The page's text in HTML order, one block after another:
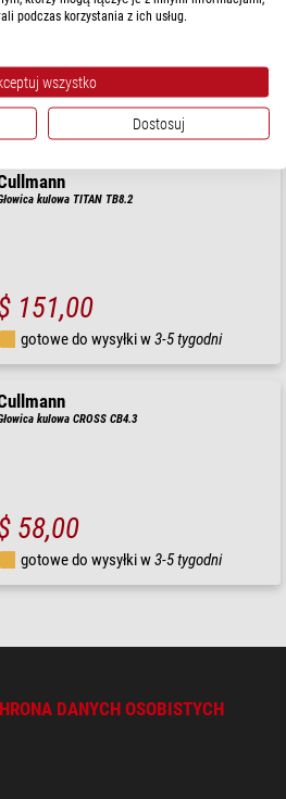
151,00
gotowe do wysyłki w3-5 tygodni
kulowa TITAN TB8.2
151,00
gotowe do wysyłki w3-5 tygodni
kulowa CROSS CB4.3
58,00
gotowe do wysyłki w3-5 tygodni
DANYCH OSOBISTYCH
podczas korzystania z ich usług.
wszystko
Dostosuj